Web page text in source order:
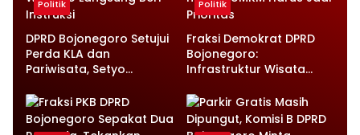
Politik
DPRD Bojonegoro Setujui
Perda KLA dan
Pariwisata, Setyo
Instruksi
Politik
Fraksi Demokrat DPRD
Bojonegoro:
Infrastruktur Wisata
Prioritas